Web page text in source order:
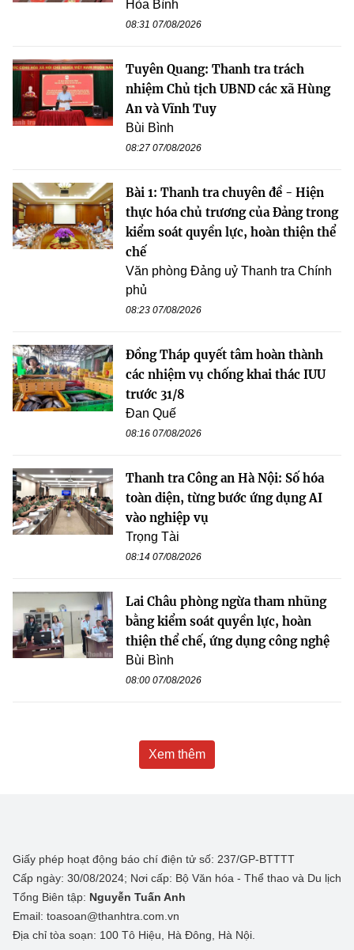
Hòa Bình
08:31 07/08/2026
Tuyên Quang: Thanh tra trách
nhiệm Chủ tịch UBND các xã Hùng
An và Vĩnh Tuy
Bùi Bình
08:27 07/08/2026
Bài 1: Thanh tra chuyên đề - Hiện
thực hóa chủ trương của Đảng trong
kiểm soát quyền lực, hoàn thiện thể
chế
Văn phòng Đảng uỷ Thanh tra Chính
phủ
08:23 07/08/2026
Đồng Tháp quyết tâm hoàn thành
các nhiệm vụ chống khai thác IUU
trước 31/8
Đan Quế
08:16 07/08/2026
Thanh tra Công an Hà Nội: Số hóa
toàn diện, từng bước ứng dụng AI
vào nghiệp vụ
Trọng Tài
08:14 07/08/2026
Lai Châu phòng ngừa tham nhũng
bằng kiểm soát quyền lực, hoàn
thiện thể chế, ứng dụng công nghệ
Bùi Bình
08:00 07/08/2026
Xem thêm
Giấy phép hoạt động báo chí điện tử số: 237/GP-BTTTT
Cấp ngày: 30/08/2024; Nơi cấp: Bộ Văn hóa - Thể thao và Du lịch
Tổng Biên tập: Nguyễn Tuấn Anh
Email: toasoan@thanhtra.com.vn
Địa chỉ tòa soạn: 100 Tô Hiệu, Hà Đông, Hà Nội.